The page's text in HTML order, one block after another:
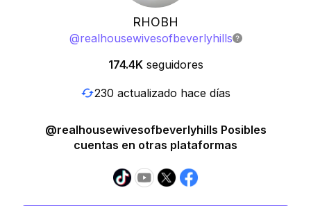
RHOBH
@realhousewivesofbeverlyhills
174.4K seguidores
230 actualizado hace días
@realhousewivesofbeverlyhills Posibles
cuentas en otras plataformas